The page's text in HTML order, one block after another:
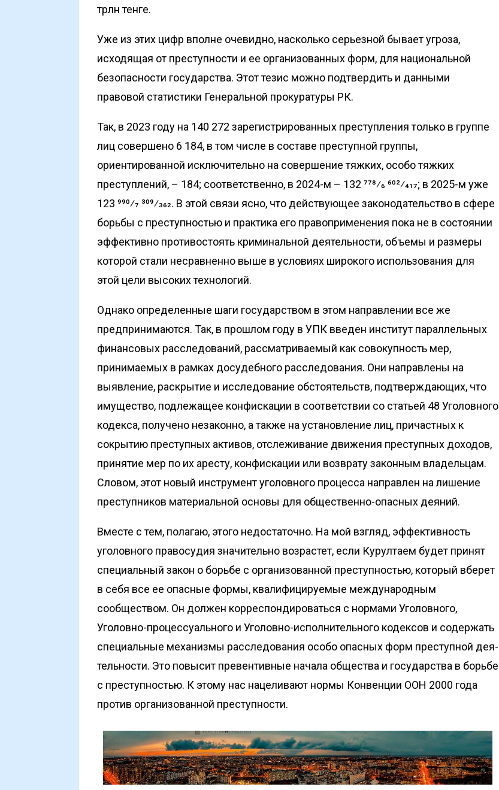
трлн тенге.
Уже из этих цифр вполне очевидно, насколько серьезной бывает угроза,
исходящая от преступности и ее организованных форм, для национальной
безопасности государства. Этот тезис можно подтвердить и данными
правовой статистики Генеральной прокуратуры РК.
Так, в 2023 году на 140 272 зарегис­трированных преступления только в группе
лиц совершено 6 184, в том числе в составе преступной группы,
ориентированной исключительно на совершение тяжких, особо тяжких
преступлений, – 184; соответственно, в 2024-м – 132 778⁄6 602⁄417; в 2025-м уже
123 990⁄7 309⁄362. В этой связи ясно, что действующее законодательство в сфере
борьбы с преступностью и практика его правоприменения пока не в состоянии
эффективно противостоять криминальной деятельности, объемы и размеры
которой стали несравненно выше в условиях широкого использования для
этой цели высоких технологий.
Однако определенные шаги государством в этом направлении все же
предпринимаются. Так, в прошлом году в УПК введен институт параллельных
финансовых расследований, рассматриваемый как совокупность мер,
принимаемых в рамках досудебного расследования. Они направлены на
выявление, раскрытие и исследование обстоятельств, подтверждающих, что
имущество, подлежащее конфискации в соответствии со статьей 48 Уголовного
кодекса, получено незаконно, а также на установление лиц, причастных к
сокрытию преступных активов, отслеживание движения преступных доходов,
принятие мер по их аресту, конфискации или возврату законным владельцам.
Словом, этот новый инструмент уголовного процесса направлен на лишение
преступников материальной основы для общественно-опасных деяний.
Вместе с тем, полагаю, этого недос­таточно. На мой взгляд, эффективность
уголовного правосудия значительно возрастет, если Курултаем будет принят
специальный закон о борьбе с организованной преступностью, который вберет
в себя все ее опасные формы, квалифицируемые международным
сообществом. Он должен корреспондироваться с нормами Уголовного,
Уголовно-процес­суального и Уголовно-исполнительного кодексов и содержать
специальные механизмы расследования особо опасных форм преступной дея­
тельности. Это повысит превентивные начала общества и государства в борьбе
с преступностью. К этому нас нацеливают нормы Конвенции ООН 2000 года
против организованной преступности.